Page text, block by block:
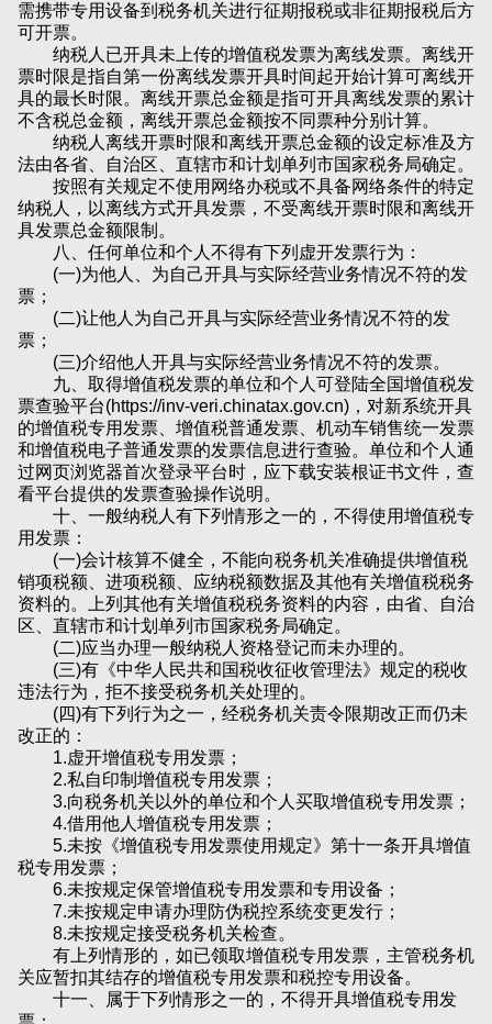
需携带专用设备到税务机关进行征期报税或非征期报税后方
可开票。
纳税人已开具未上传的增值税发票为离线发票。离线开
票时限是指自第一份离线发票开具时间起开始计算可离线开
具的最长时限。离线开票总金额是指可开具离线发票的累计
不含税总金额，离线开票总金额按不同票种分别计算。
纳税人离线开票时限和离线开票总金额的设定标准及方
法由各省、自治区、直辖市和计划单列市国家税务局确定。
按照有关规定不使用网络办税或不具备网络条件的特定
纳税人，以离线方式开具发票，不受离线开票时限和离线开
具发票总金额限制。
八、任何单位和个人不得有下列虚开发票行为：
(一)为他人、为自己开具与实际经营业务情况不符的发
票；
(二)让他人为自己开具与实际经营业务情况不符的发
票；
(三)介绍他人开具与实际经营业务情况不符的发票。
九、取得增值税发票的单位和个人可登陆全国增值税发
票查验平台(https://inv-veri.chinatax.gov.cn)，对新系统开具
的增值税专用发票、增值税普通发票、机动车销售统一发票
和增值税电子普通发票的发票信息进行查验。单位和个人通
过网页浏览器首次登录平台时，应下载安装根证书文件，查
看平台提供的发票查验操作说明。
十、一般纳税人有下列情形之一的，不得使用增值税专
用发票：
(一)会计核算不健全，不能向税务机关准确提供增值税
销项税额、进项税额、应纳税额数据及其他有关增值税税务
资料的。上列其他有关增值税税务资料的内容，由省、自治
区、直辖市和计划单列市国家税务局确定。
(二)应当办理一般纳税人资格登记而未办理的。
(三)有《中华人民共和国税收征收管理法》规定的税收
违法行为，拒不接受税务机关处理的。
(四)有下列行为之一，经税务机关责令限期改正而仍未
改正的：
1.虚开增值税专用发票；
2.私自印制增值税专用发票；
3.向税务机关以外的单位和个人买取增值税专用发票；
4.借用他人增值税专用发票；
5.未按《增值税专用发票使用规定》第十一条开具增值
税专用发票；
6.未按规定保管增值税专用发票和专用设备；
7.未按规定申请办理防伪税控系统变更发行；
8.未按规定接受税务机关检查。
有上列情形的，如已领取增值税专用发票，主管税务机
关应暂扣其结存的增值税专用发票和税控专用设备。
十一、属于下列情形之一的，不得开具增值税专用发